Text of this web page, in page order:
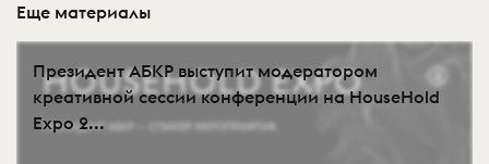
Еще материалы
Президент АБКР выступит модератором
креативной сессии конференции на HouseHold
Expo 2...